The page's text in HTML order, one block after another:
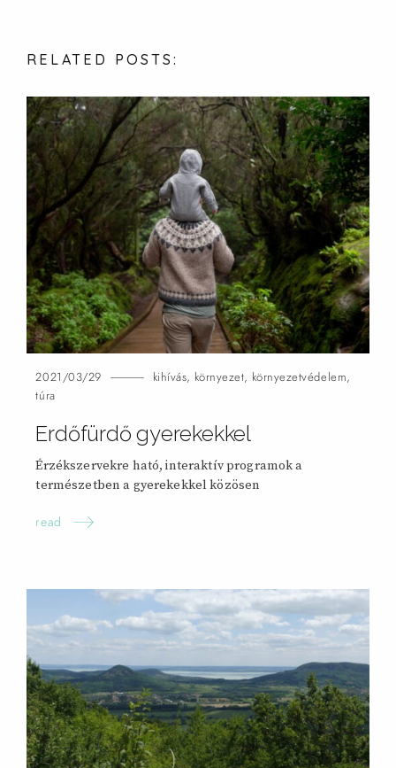
RELATED POSTS:
2021/03/29 kihívás, környezet, környezetvédelem,
túra
Erdőfürdő gyerekekkel
Érzékszervekre ható, interaktív programok a
természetben a gyerekekkel közösen
read